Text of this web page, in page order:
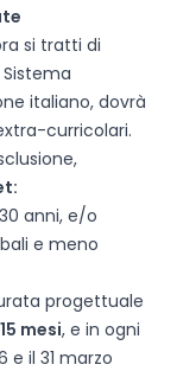
si tratti di
italiano, dovrà
curricolari.
anni, e/o
e meno
progettuale
mesi, e in ogni
e il 31 marzo